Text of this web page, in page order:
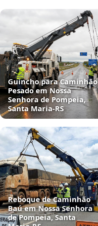
Guincho para Caminhão
Pesado em Nossa
Senhora de Pompeia,
Santa Maria‑RS
Reboque de Caminhão
Baú em Nossa Senhora
de Pompeia, Santa